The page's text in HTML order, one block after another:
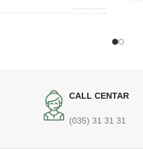
CALL CENTAR
(035) 31 31 31